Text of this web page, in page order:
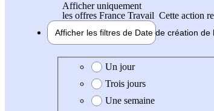
Afficher uniquement
les offres France Travail Cette action
Afficher les filtres de Date de création de
Date de création de l'offre
Un jour
Trois jours
Une semaine